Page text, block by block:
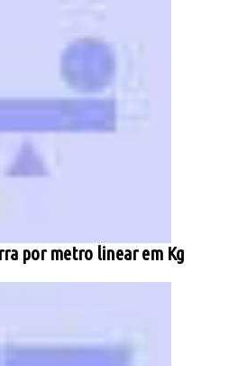
por metro linear em Kg